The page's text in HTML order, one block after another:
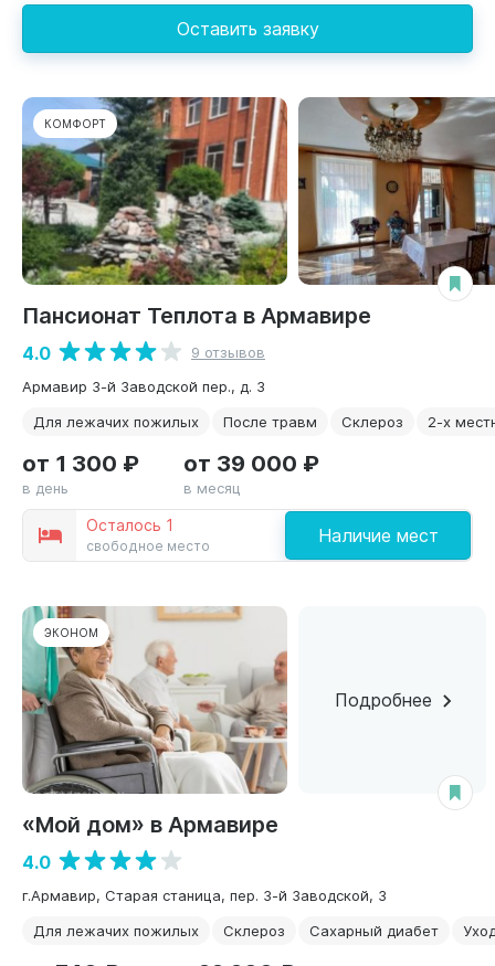
Оставить заявку
КОМФОРТ
Пансионат Теплота в Армавире
4.0
9 отзывов
Армавир 3-й Заводской пер., д. 3
Для лежачих пожилых
После травм Склероз 2-х
Осталось 1
свободное место Наличие мест
от 1 300 ₽
в день
от 39 000 ₽
в месяц
ЭКОНОМ
Подробнее
«Мой дом» в Армавире
4.0
г.Армавир, Старая станица, пер. 3-й Заводской, 3
Для лежачих пожилых
Склероз Сахарный диабет